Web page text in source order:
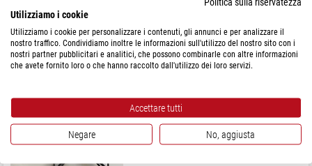
spedibile in3-5 settimane
Lunatico
Utilizziamo i cookie
Utilizziamo i cookie per personalizzare i contenuti, gli annunci e per analizzare il
nostro traffico. Condividiamo inoltre le informazioni sull'utilizzo del nostro sito con i
nostri partner pubblicitari e analitici, che possono combinarle con altre informazioni
che avete fornito loro o che hanno raccolto dall'utilizzo dei loro servizi.
Accettare tutti
Negare No, aggiusta